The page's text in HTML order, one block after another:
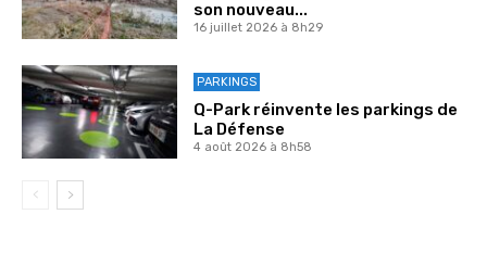
son nouveau...
16 juillet 2026 à 8h29
PARKINGS
Q-Park réinvente les parkings de
La Défense
4 août 2026 à 8h58